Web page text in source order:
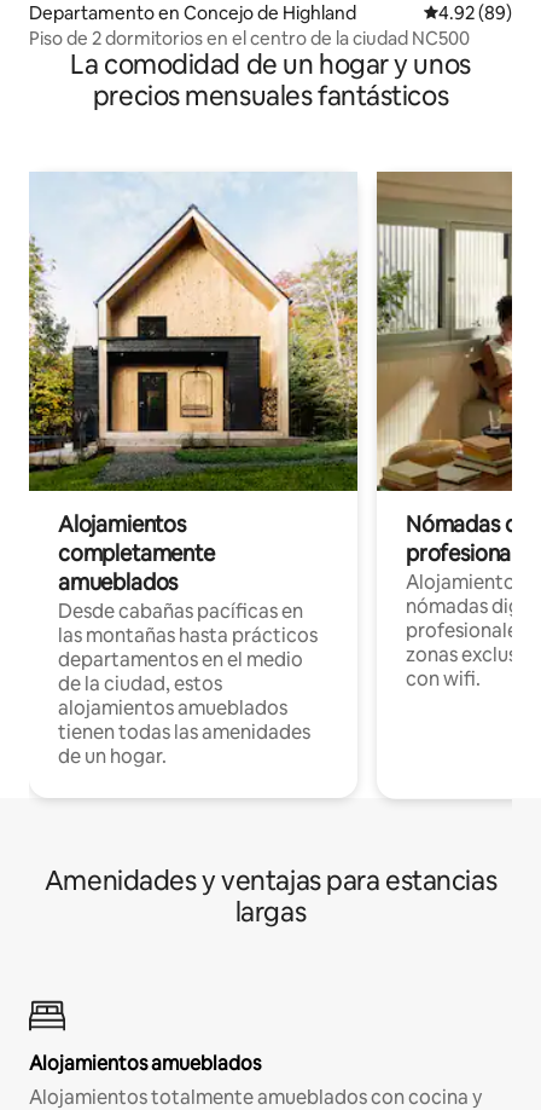
Departamento en Concejo de Highland Calificación
4.92 (89)
Piso de 2 dormitorios en el centro de la ciudad NC500
La comodidad de un hogar y unos
precios mensuales fantásticos
Alojamientos
completamente
amueblados
Desde cabañas pacíficas en
las montañas hasta prácticos
departamentos en el medio
de la ciudad, estos
alojamientos amueblados
tienen todas las amenidades
de un hogar.
Nómadas
Alojamientos
nómadas
profesionales
zonas
con wifi.
Amenidades y ventajas para estancias
largas
Alojamientos amueblados
Alojamientos totalmente amueblados con cocina y